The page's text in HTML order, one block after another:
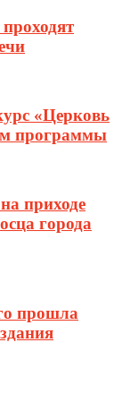
«Церковь
программы
приходе
города
прошла